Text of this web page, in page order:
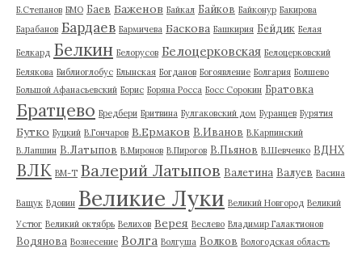
Б.Степанов БМО Баев Баженов Байкал Байков Байконур Бакирова
Барабанов Бардаев Бармичева Баскова Башкирия Бейдик Белая
Белкард Белкин Белорусов Белоцерковская Белоцерковский
Белякова Библиоглобус Блынская Богданов Богоявление Болгария Болшево
Большой Афанасьевский Борис Боряна Росса Босс Сорокин Братовка
Братцево Бредбери Бритвина Булгаковский дом Буранцев Бурятия
Бутко Буцкий В.Гончаров В.Ермаков В.Иванов В.Карпинский
В.Лапшин В.Латыпов В.Миронов В.Пирогов В.Пьянов В.Шевченко ВДНХ
ВЛК ВМ-Т Валерий Латыпов Валетина Валуев Васина
Ващук Вдовин Великие Луки Великий Новгород Великий
Устюг Великий октябрь Велихов Верея Веслево Владимир Галактионов
Водянова Вознесение Волга Волгуша Волков Вологодская область